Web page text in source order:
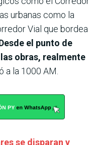
urbanas como la
Vial que bordea
el punto de
obras, realmente
a la 1000 AM.
se disparan y